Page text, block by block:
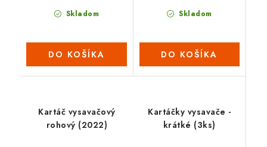
Skladom
DO KOŠÍKA
Skladom
DO KOŠÍKA
Kartáč vysavačový
rohový (2022)
Kartáčky vysavače -
krátké (3ks)